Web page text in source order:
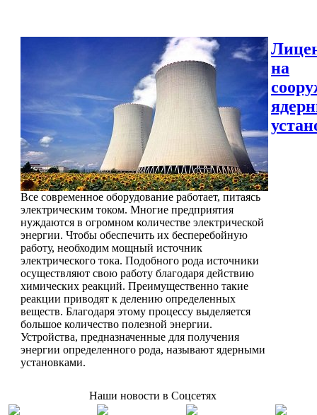
Все современное оборудование работает, питаясь
электрическим током. Многие предприятия
нуждаются в огромном количестве электрической
энергии. Чтобы обеспечить их бесперебойную
работу, необходим мощный источник
электрического тока. Подобного рода источники
осуществляют свою работу благодаря действию
химических реакций. Преимущественно такие
реакции приводят к делению определенных
веществ. Благодаря этому процессу выделяется
большое количество полезной энергии.
Устройства, предназначенные для получения
энергии определенного рода, называют ядерными
установками.
на
Наши новости в Соцсетях